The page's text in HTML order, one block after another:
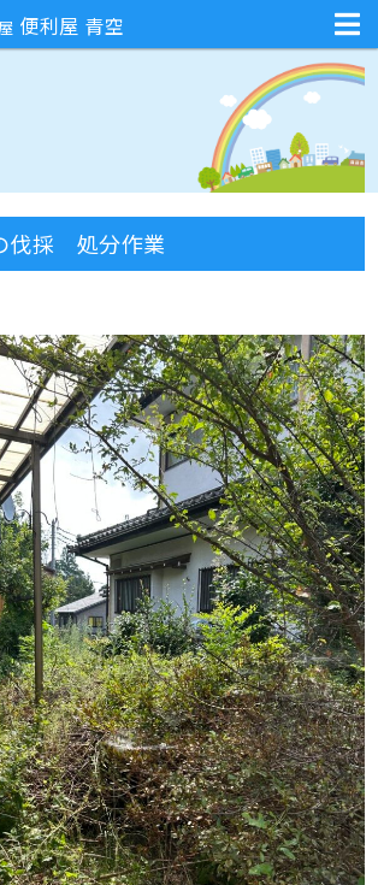
便利屋 青空
付け・庭のお手入れ・ハチの巣駆除・引越し
採 処分作業